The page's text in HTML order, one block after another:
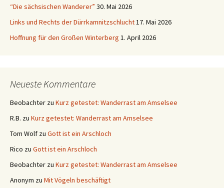
“Die sächsischen Wanderer” 30. Mai 2026
Links und Rechts der Dürrkamnitzschlucht17. Mai 2026
Hoffnung für den Großen Winterberg 1. April 2026
Neueste Kommentare
Beobachter zu Kurz getestet: Wanderrast am Amselsee
R.B. zu Kurz getestet: Wanderrast am Amselsee
Tom Wolf zu Gott ist ein Arschloch
Rico zu Gott ist ein Arschloch
Beobachter zu Kurz getestet: Wanderrast am Amselsee
Anonym zu Mit Vögeln beschäftigt